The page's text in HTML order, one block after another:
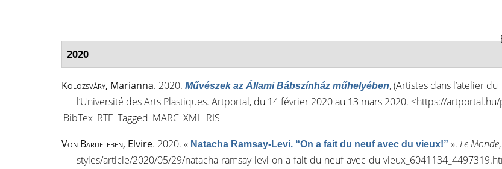
2020
Kolozsváry, Marianna. 2020. Művészek az Állami Bábszínház műhelyében, (Artistes dans l’atelier
l’Université des Arts Plastiques. Artportal, du 14 février 2020 au 13 mars 2020. <https://
BibTex RTF Tagged MARC XML RIS
Von Bardeleben, Elvire. 2020. « Natacha Ramsay-Levi. “On a fait du neuf avec du vieux!” ». Le Monde
styles/article/2020/05/29/natacha-ramsay-levi-on-a-fait-du-neuf-avec-du-